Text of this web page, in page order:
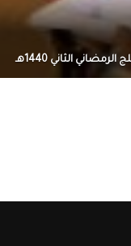
الثاني 1440هـ